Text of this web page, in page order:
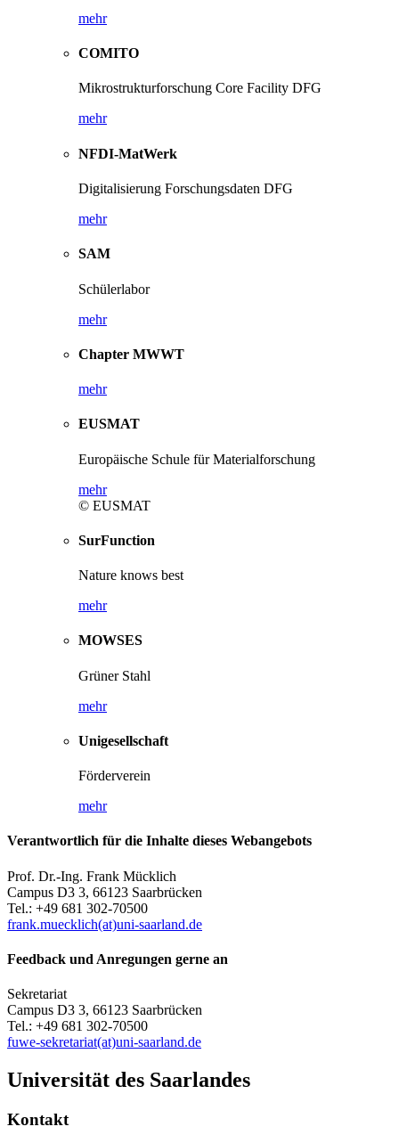
mehr
COMITO
Mikrostrukturforschung Core Facility DFG
mehr
NFDI-MatWerk
Digitalisierung Forschungsdaten DFG
mehr
SAM
Schülerlabor
mehr
Chapter MWWT
mehr
EUSMAT
Europäische Schule für Materialforschung
mehr
© EUSMAT
SurFunction
Nature knows best
mehr
MOWSES
Grüner Stahl
mehr
Unigesellschaft
Förderverein
mehr
Verantwortlich für die Inhalte dieses Webangebots
Prof. Dr.-Ing. Frank Mücklich
Campus D3 3, 66123 Saarbrücken
Tel.: +49 681 302-70500
frank.muecklich(at)uni-saarland.de
Feedback und Anregungen gerne an
Sekretariat
Campus D3 3, 66123 Saarbrücken
Tel.: +49 681 302-70500
fuwe-sekretariat(at)uni-saarland.de
Universität des Saarlandes
Kontakt